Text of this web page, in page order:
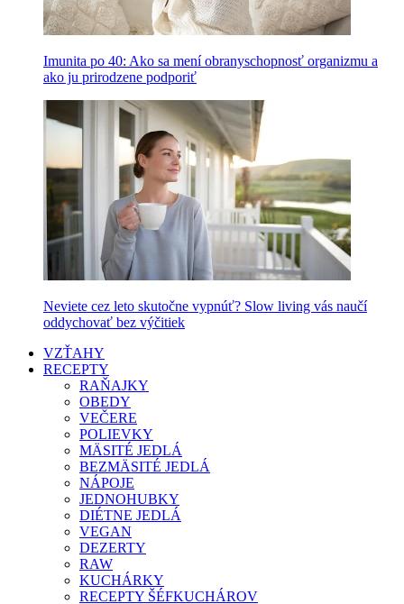
Imunita po 40: Ako sa mení obranyschopnosť organizmu a
ako ju prirodzene podporiť
Neviete cez leto skutočne vypnúť? Slow living vás naučí
oddychovať bez výčitiek
VZŤAHY
RECEPTY
RAŇAJKY
OBEDY
VEČERE
POLIEVKY
MÄSITÉ JEDLÁ
BEZMÄSITÉ JEDLÁ
NÁPOJE
JEDNOHUBKY
DIÉTNE JEDLÁ
VEGAN
DEZERTY
RAW
KUCHÁRKY
RECEPTY ŠÉFKUCHÁROV